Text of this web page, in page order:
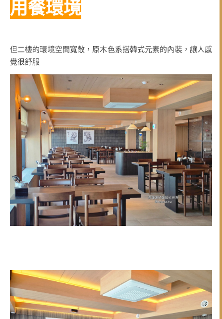
用餐環境
但二樓的環境空間寬敞，原木色系搭韓式元素的內裝，讓人感
覺很舒服